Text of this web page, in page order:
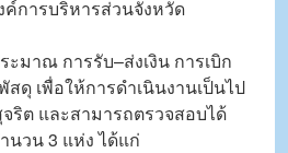
การบริหารส่วนจังหวัด
มาณ การรับ–ส่งเงิน การเบิก
สดุ เพื่อให้การดำเนินงานเป็นไป
ริต และสามารถตรวจสอบได้
วน 3 แห่ง ได้แก่